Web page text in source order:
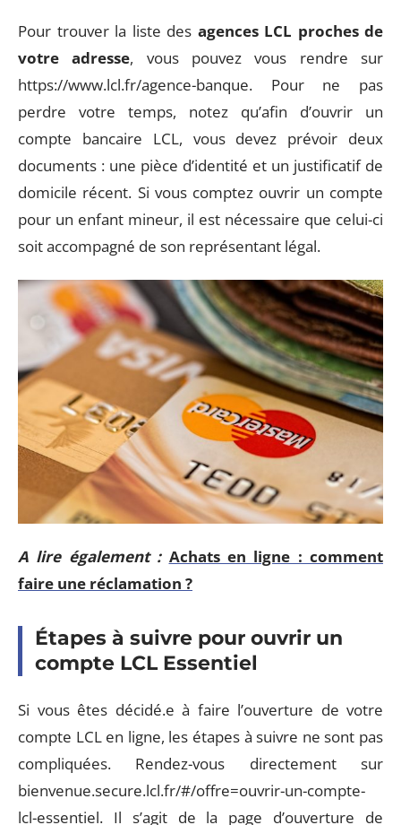
Pour trouver la liste des agences LCL proches de
votre adresse, vous pouvez vous rendre sur
https://www.lcl.fr/agence-banque. Pour ne pas
perdre votre temps, notez qu’afin d’ouvrir un
compte bancaire LCL, vous devez prévoir deux
documents : une pièce d’identité et un justificatif de
domicile récent. Si vous comptez ouvrir un compte
pour un enfant mineur, il est nécessaire que celui-ci
soit accompagné de son représentant légal.
A lire également : Achats en ligne : comment
faire une réclamation ?
Étapes à suivre pour ouvrir un
compte LCL Essentiel
Si vous êtes décidé.e à faire l’ouverture de votre
compte LCL en ligne, les étapes à suivre ne sont pas
compliquées. Rendez-vous directement sur
bienvenue.secure.lcl.fr/#/offre=ouvrir-un-compte-
lcl-essentiel. Il s’agit de la page d’ouverture de